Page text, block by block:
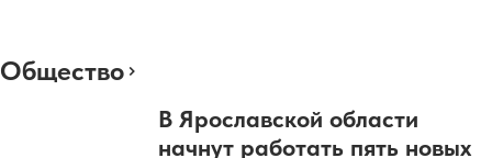
Общество
В Ярославской области
начнут работать пять новых